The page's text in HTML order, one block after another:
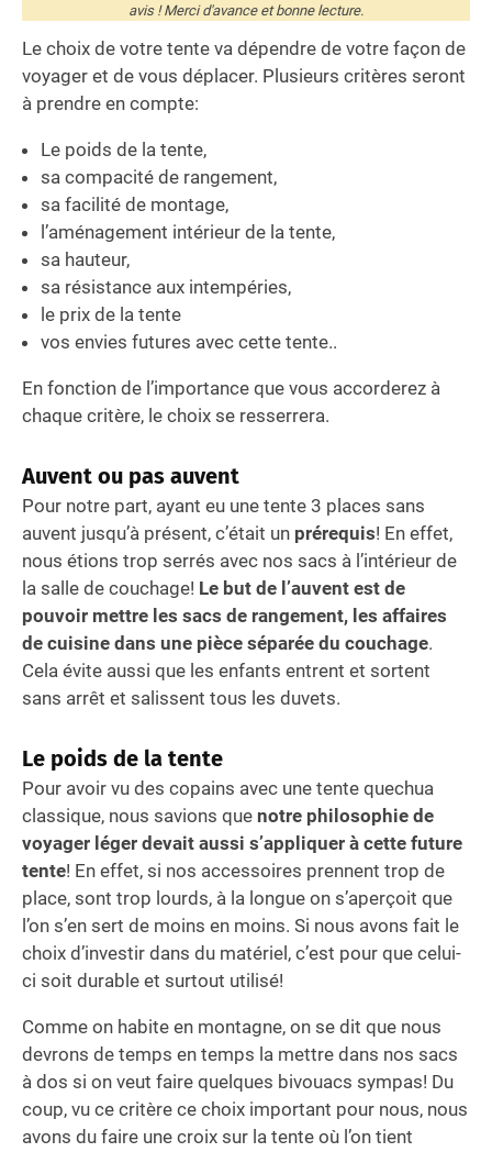
avis ! Merci d'avance et bonne lecture.
Le choix de votre tente va dépendre de votre façon de
voyager et de vous déplacer. Plusieurs critères seront
à prendre en compte:
Le poids de la tente,
sa compacité de rangement,
sa facilité de montage,
l’aménagement intérieur de la tente,
sa hauteur,
sa résistance aux intempéries,
le prix de la tente
vos envies futures avec cette tente..
En fonction de l’importance que vous accorderez à
chaque critère, le choix se resserrera.
Auvent ou pas auvent
Pour notre part, ayant eu une tente 3 places sans
auvent jusqu’à présent, c’était un prérequis! En effet,
nous étions trop serrés avec nos sacs à l’intérieur de
la salle de couchage! Le but de l’auvent est de
pouvoir mettre les sacs de rangement, les affaires
de cuisine dans une pièce séparée du couchage.
Cela évite aussi que les enfants entrent et sortent
sans arrêt et salissent tous les duvets.
Le poids de la tente
Pour avoir vu des copains avec une tente quechua
classique, nous savions que notre philosophie de
voyager léger devait aussi s’appliquer à cette future
tente! En effet, si nos accessoires prennent trop de
place, sont trop lourds, à la longue on s’aperçoit que
l’on s’en sert de moins en moins. Si nous avons fait le
choix d’investir dans du matériel, c’est pour que celui-
ci soit durable et surtout utilisé!
Comme on habite en montagne, on se dit que nous
devrons de temps en temps la mettre dans nos sacs
à dos si on veut faire quelques bivouacs sympas! Du
coup, vu ce critère ce choix important pour nous, nous
avons du faire une croix sur la tente où l’on tient